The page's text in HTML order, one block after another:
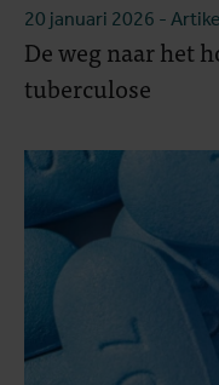
20 januari 2026 -
De weg naar het
tuberculose